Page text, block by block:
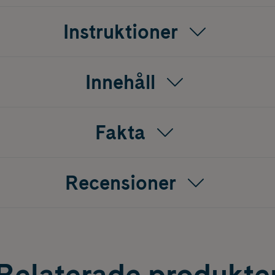
stiftformatInstruktioner
Innehåll
Fakta
Recensioner